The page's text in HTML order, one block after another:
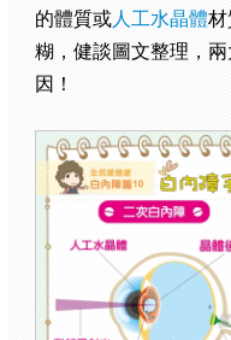
的體質或人工水晶體
糊，健談圖文整理，
因！